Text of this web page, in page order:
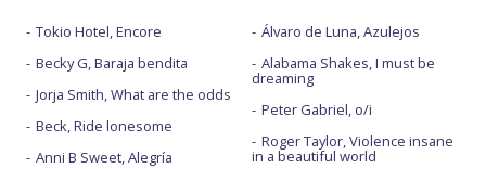
Tokio Hotel, Encore
Becky G, Baraja bendita
Jorja Smith, What are the odds
Beck, Ride lonesome
Anni B Sweet, Alegría
Álvaro de Luna, Azulejos
Alabama Shakes, I must be
dreaming
Peter Gabriel, o/i
Roger Taylor, Violence insane
in a beautiful world